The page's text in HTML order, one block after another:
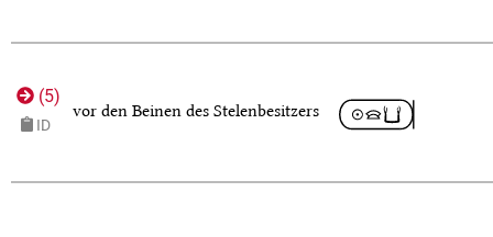
(5)
ID
vor den Beinen des Stelenbesitzers